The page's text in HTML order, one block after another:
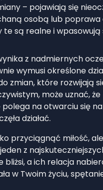
– pojawiają się
osobą lub poprawa
są realne i
z nadmiernych
wymusi określone
zmian, które rozwijają
może uznać,
na otwarciu się
działać.
przyciągnąć miłość,
z
a ich relacja
w Twoim życiu,